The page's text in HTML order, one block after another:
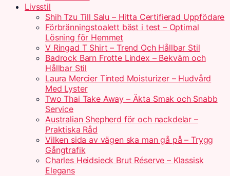
Livsstil
Shih Tzu Till Salu – Hitta Certifierad Uppfödare
Förbränningstoalett bäst i test – Optimal
Lösning för Hemmet
V Ringad T Shirt – Trend Och Hållbar Stil
Badrock Barn Frotte Lindex – Bekväm och
Hållbar Stil
Laura Mercier Tinted Moisturizer – Hudvård
Med Lyster
Two Thai Take Away – Äkta Smak och Snabb
Service
Australian Shepherd för och nackdelar –
Praktiska Råd
Vilken sida av vägen ska man gå på – Trygg
Gångtrafik
Charles Heidsieck Brut Réserve – Klassisk
Elegans